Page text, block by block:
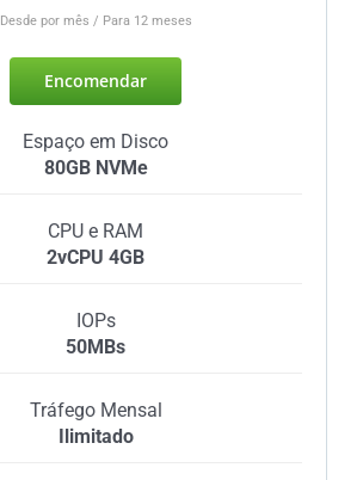
Desde por mês / Para 12 meses
Encomendar
Espaço em Disco
80GB NVMe
CPU e RAM
2vCPU 4GB
IOPs
50MBs
Tráfego Mensal
Ilimitado